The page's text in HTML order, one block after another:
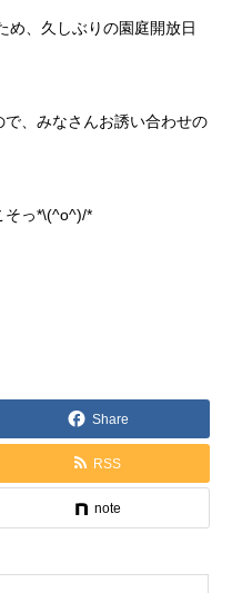
め、久しぶりの園庭開放日
、みなさんお誘い合わせの
っ*\(^o^)/*
Share
RSS
note